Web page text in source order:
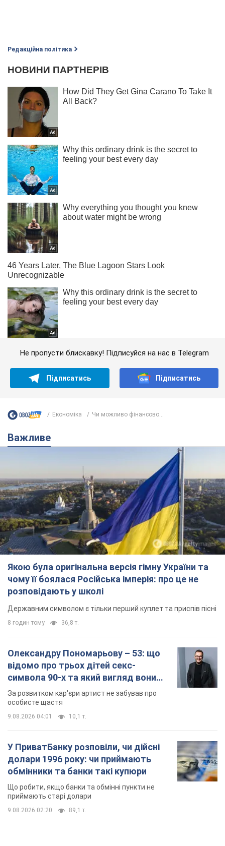
Редакційна політика
Не пропусти блискавку! Підписуйся на нас в Telegram
Підписатись Підписатись
Економіка Чи можливо фінансово...
Важливе
Якою була оригінальна версія гімну України та
чому її боялася Російська імперія: про це не
розповідають у школі
Державним символом є тільки перший куплет та приспів пісні
8 годин тому 36,8 т.
Олександру Пономарьову – 53: що
відомо про трьох дітей секс-
символа 90-х та який вигляд вони
мають
За розвитком кар'єри артист не забував про
особисте щастя
9.08.2026 04:01 10,1 т.
У ПриватБанку розповіли, чи дійсні
долари 1996 року: чи приймають
обмінники та банки такі купюри
Що робити, якщо банки та обмінні пункти не
приймають старі долари
9.08.2026 02:20 89,1 т.